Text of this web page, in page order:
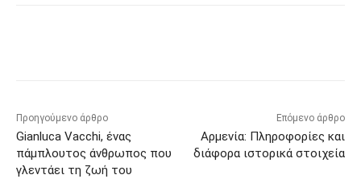
Προηγούμενο άρθρο
Gianluca Vacchi, ένας
πάμπλουτος άνθρωπος που
γλεντάει τη ζωή του
Επόμενο άρθρο
Αρμενία: Πληροφορίες και
διάφορα ιστορικά στοιχεία